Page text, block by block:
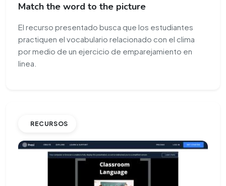
Match the word to the picture
El recurso presentado busca que los estudiantes
practiquen el vocabulario relacionado con el clima
por medio de un ejercicio de emparejamiento en
linea.
RECURSOS